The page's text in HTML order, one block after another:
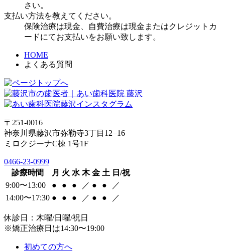
さい。
支払い方法を教えてください。
保険治療は現金、自費治療は現金またはクレジットカ
ードにてお支払いをお願い致します。
HOME
よくある質問
〒251-0016
神奈川県藤沢市弥勒寺3丁目12−16
ミロクジーナC棟 1号1F
0466-23-0999
診療時間
月 火 水 木 金 土 日/祝
9:00〜13:00
● ● ● ／ ● ●
／
14:00〜17:30 ● ● ● ／ ● ● ／
休診日：木曜/日曜/祝日
※矯正治療日は14:30〜19:00
初めての方へ